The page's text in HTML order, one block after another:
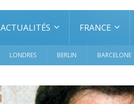
ACTUALITÉS FRANCE
LONDRES BERLIN BARCELONE